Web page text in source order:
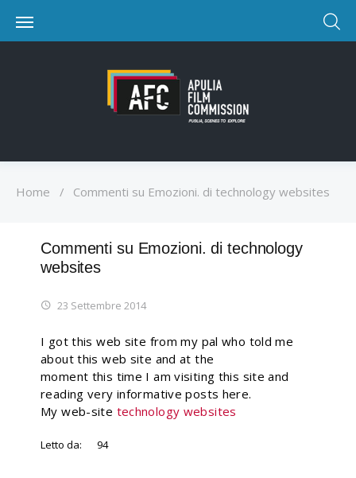
Home / Commenti su Emozioni. di technology websites
Commenti su Emozioni. di technology
websites
23 Settembre 2014
I got this web site from my pal who told me
about this web site and at the
moment this time I am visiting this site and
reading very informative posts here.
My web-site technology websites
Letto da: 94